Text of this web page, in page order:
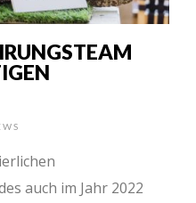
auch im Jahr 2022